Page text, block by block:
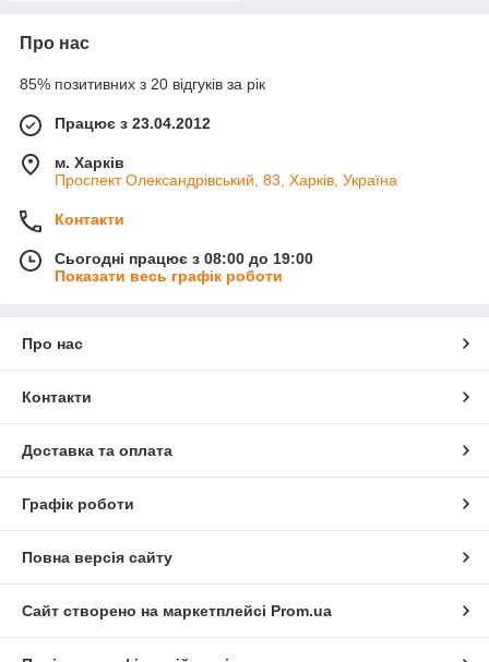
Про нас
85% позитивних з 20 відгуків за рік
Працює з 23.04.2012
м. Харків
Проспект Олександрівський, 83, Харків, Україна
Контакти
Сьогодні працює з 08:00 до 19:00
Показати весь графік роботи
Про нас
Контакти
Доставка та оплата
Графік роботи
Повна версія сайту
Сайт створено на маркетплейсі Prom.ua